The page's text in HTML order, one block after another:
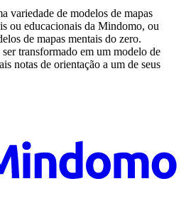
variedade de modelos de mapas
ou educacionais da Mindomo, ou
de mapas mentais do zero.
transformado em um modelo de
notas de orientação a um de seus